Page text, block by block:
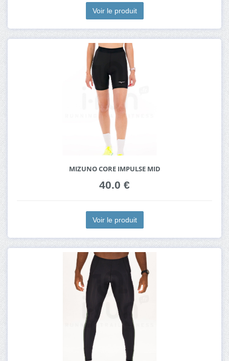
Voir le produit
MIZUNO CORE IMPULSE MID
40.0 €
Voir le produit